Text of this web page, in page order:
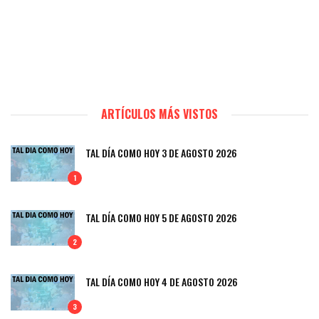
ARTÍCULOS MÁS VISTOS
1
TAL DÍA COMO HOY 3 DE AGOSTO 2026
2
TAL DÍA COMO HOY 5 DE AGOSTO 2026
3
TAL DÍA COMO HOY 4 DE AGOSTO 2026